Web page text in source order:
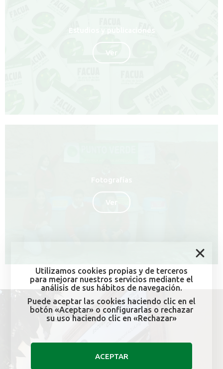
Estudios y publicaciones
Ver
Ver
Utilizamos cookies propias y de terceros
para mejorar nuestros servicios mediante el
análisis de sus hábitos de navegación.
Puede aceptar las cookies haciendo clic en el
botón «Aceptar» o configurarlas o rechazar
su uso haciendo clic en «Rechazar»
ACEPTAR